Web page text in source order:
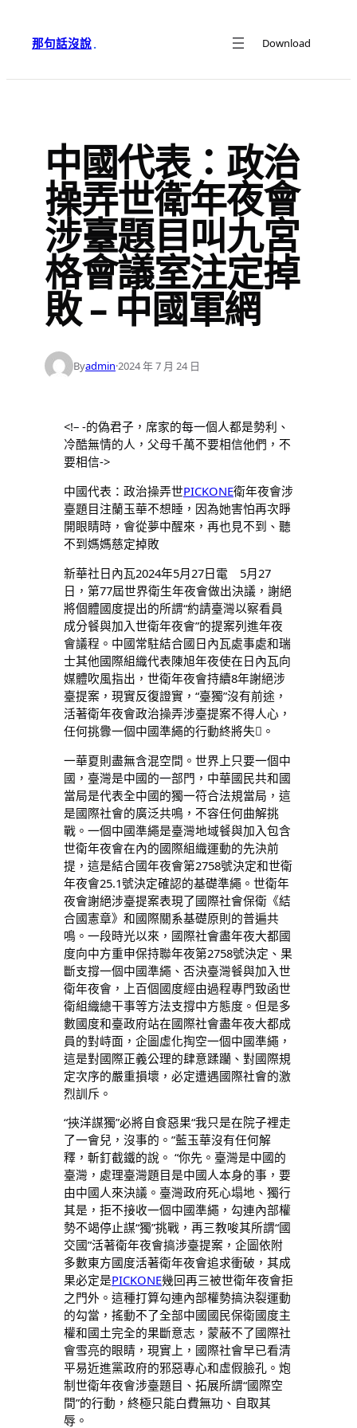
內
那句話沒說· Download
中國代表：政治
操弄世衛年夜會
涉臺題目叫九宮
格會議室注定掉
敗 – 中國軍網
Byadmin·2024 年 7 月 24 日
<!– -的偽君子，席家的每一個人都是勢利、
冷酷無情的人，父母千萬不要相信他們，不
要相信->
中國代表：政治操弄世PICKONE衛年夜會涉
臺題目注蘭玉華不想睡，因為她害怕再次睜
開眼睛時，會從夢中醒來，再也見不到、聽
不到媽媽慈定掉敗
新華社日內瓦2024年5月27日電 5月27
日，第77屆世界衛生年夜會做出決議，謝絕
將個體國度提出的所謂“約請臺灣以察看員
成分餐與加入世衛年夜會”的提案列進年夜
會議程。中國常駐結合國日內瓦處事處和瑞
士其他國際組織代表陳旭年夜使在日內瓦向
媒體吹風指出，世衛年夜會持續8年謝絕涉
臺提案，現實反復證實，“臺獨”沒有前途，
活著衛年夜會政治操弄涉臺提案不得人心，
任何挑釁一個中國準繩的行動終將失。
一華夏則盡無含混空間。世界上只要一個中
國，臺灣是中國的一部門，中華國民共和國
當局是代表全中國的獨一符合法規當局，這
是國際社會的廣泛共鳴，不容任何曲解挑
戰。一個中國準繩是臺灣地域餐與加入包含
世衛年夜會在內的國際組織運動的先決前
提，這是結合國年夜會第2758號決定和世衛
年夜會25.1號決定確認的基礎準繩。世衛年
夜會謝絕涉臺提案表現了國際社會保衛《結
合國憲章》和國際關系基礎原則的普遍共
鳴。一段時光以來，國際社會盡年夜大都國
度向中方重申保持聯年夜第2758號決定、果
斷支撐一個中國準繩、否決臺灣餐與加入世
衛年夜會，上百個國度經由過程專門致函世
衛組織總干事等方法支撐中方態度。但是多
數國度和臺政府站在國際社會盡年夜大都成
員的對峙面，企圖虛化掏空一個中國準繩，
這是對國際正義公理的肆意蹂躪、對國際規
定次序的嚴重損壞，必定遭遇國際社會的激
烈訓斥。
“挾洋謀獨”必將自食惡果“我只是在院子裡走
了一會兒，沒事的。”藍玉華沒有任何解
釋，斬釘截鐵的說。 “你先。臺灣是中國的
臺灣，處理臺灣題目是中國人本身的事，要
由中國人來決議。臺灣政府死心塌地、獨行
其是，拒不接收一個中國準繩，勾連內部權
勢不竭停止謀“獨”挑戰，再三教唆其所謂“國
交國”活著衛年夜會搞涉臺提案，企圖依附
多數東方國度活著衛年夜會追求衝破，其成
果必定是PICKONE幾回再三被世衛年夜會拒
之門外。這種打算勾連內部權勢搞決裂運動
的勾當，搖動不了全部中國國民保衛國度主
權和國土完全的果斷意志，蒙蔽不了國際社
會雪亮的眼睛，現實上，國際社會早已看清
平易近進黨政府的邪惡專心和虛假臉孔。炮
制世衛年夜會涉臺題目、拓展所謂“國際空
間”的行動，終極只能白費無功、自取其
辱。